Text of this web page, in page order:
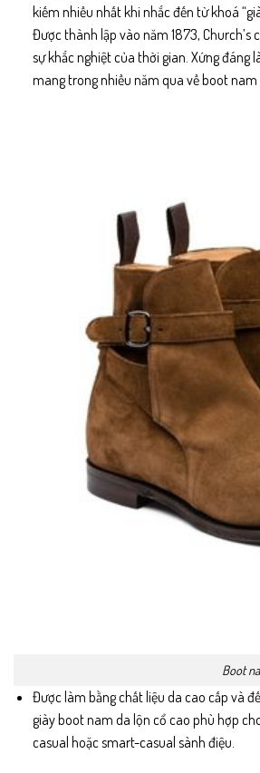
kiếm nhiều nhất khi nhắc đến từ khoá
Được thành lập vào năm 1873, Church’s
sự khắc nghiệt của thời gian. Xứng đáng
mang trong nhiều năm qua về boot nam
Boot
Được làm bằng chất liệu da cao cấp và
giày boot nam da lộn cổ cao phù hợp
casual hoặc smart-casual sành điệu.